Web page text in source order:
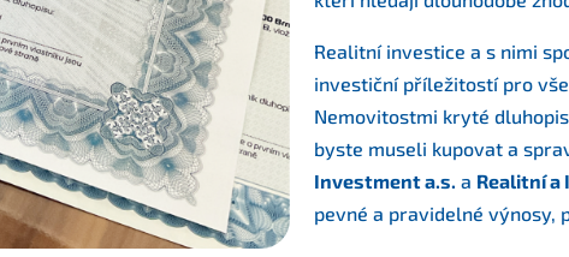
Realitní investice a s nimi
investiční příležitostí pro
Nemovitostmi kryté
byste museli kupovat a
Investment a.s. a Realitní a
pevné a pravidelné výnosy,